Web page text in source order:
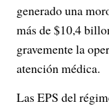
generado una
más de $10,4
gravemente la
atención médica.
Las EPS del